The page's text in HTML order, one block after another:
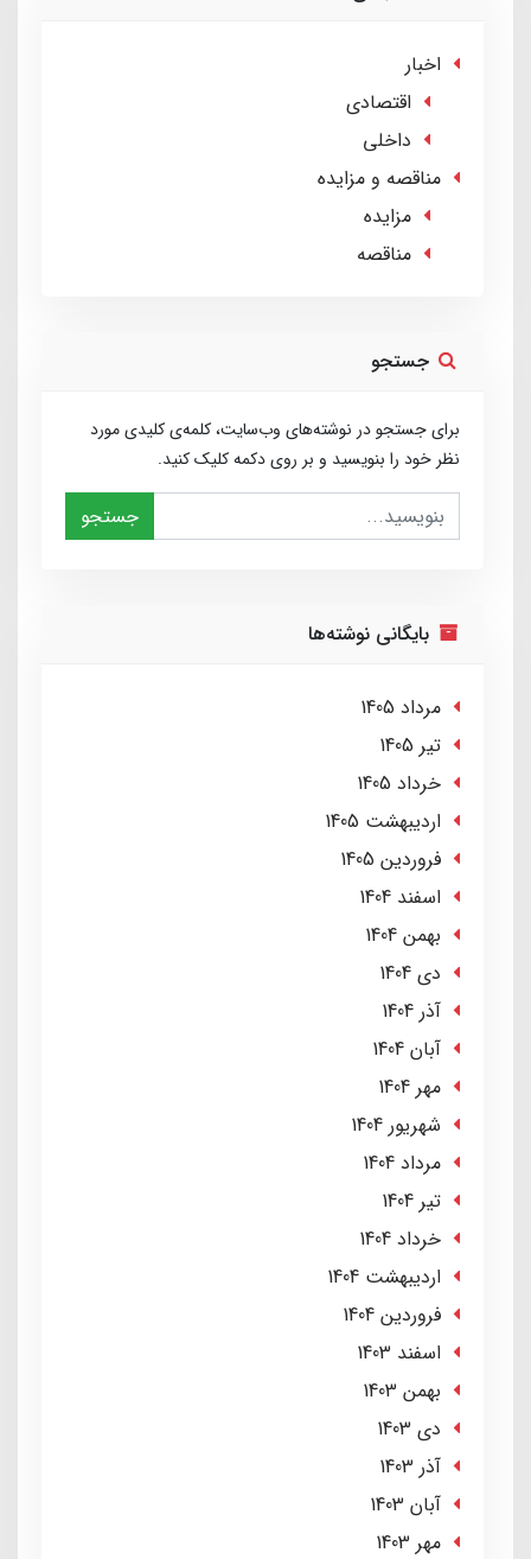
اخبار
اقتصادی
داخلی
مناقصه و مزایده
مزایده
مناقصه
جستجو
برای جستجو در نوشته‌های وب‌سایت، کلمه‌ی کلیدی مورد
نظر خود را بنویسید و بر روی دکمه کلیک کنید.
جستجو
بایگانی نوشته‌ها
مرداد 1405
تير 1405
خرداد 1405
ارديبهشت 1405
فروردین 1405
اسفند 1404
بهمن 1404
دی 1404
آذر 1404
آبان 1404
مهر 1404
شهریور 1404
مرداد 1404
تير 1404
خرداد 1404
ارديبهشت 1404
فروردین 1404
اسفند 1403
بهمن 1403
دی 1403
آذر 1403
آبان 1403
مهر 1403